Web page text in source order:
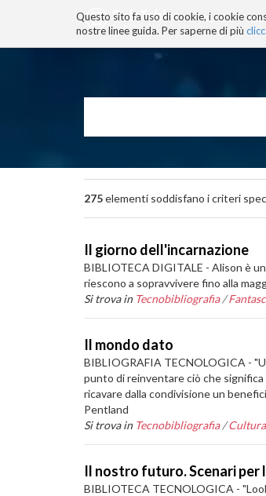
Questo sito fa uso di cookie, i cookie
nostre linee guida. Per saperne di più
BLOG
navigazione
275elementi soddisfano i criteri
Il giorno dell'incarnazione
BIBLIOTECA DIGITALE - Alison è
riescono a sopravvivere fino alla
Si trova in Tecnobibliografia /
Il mondo dato
BIBLIOGRAFIA TECNOLOGICA -
punto di reinventare ciò che
ricavare dalla condivisione un
Pentland
Si trova in Tecnobibliografia /Cultura
Il nostro futuro. Scenari per
BIBLIOTECA TECNOLOGICA -